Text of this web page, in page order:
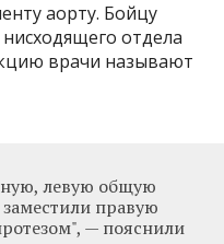
аорту. Бойцу
отдела
врачи называют
левую общую
правую
— пояснили